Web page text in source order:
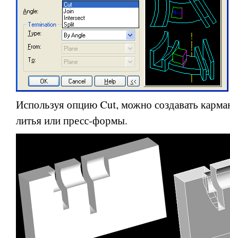
Используя опцию Cut, можно создавать
литья или пресс-формы.